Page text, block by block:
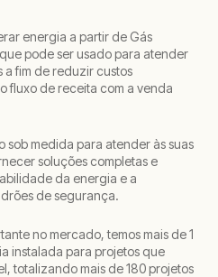
energia a partir de Gás
pode ser usado para atender
a fim de reduzir custos
fluxo de receita com a venda
sob medida para atender às suas
soluções completas e
da energia e a
de segurança.
no mercado, temos mais de 1
instalada para projetos que
totalizando mais de 180 projetos